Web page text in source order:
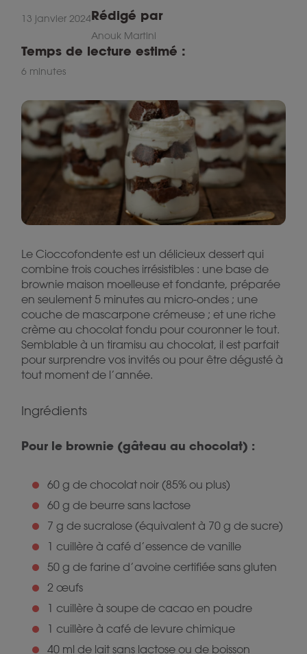
13 janvier 2024Rédigé par
Anouk Martini
Temps de lecture estimé :
6 minutes
Le Cioccofondente est un délicieux dessert qui
combine trois couches irrésistibles : une base de
brownie maison moelleuse et fondante, préparée
en seulement 5 minutes au micro-ondes ; une
couche de mascarpone crémeuse ; et une riche
crème au chocolat fondu pour couronner le tout.
Semblable à un tiramisu au chocolat, il est parfait
pour surprendre vos invités ou pour être dégusté à
tout moment de l’année.
Ingrédients
Pour le brownie (gâteau au chocolat) :
60 g de chocolat noir (85% ou plus)
60 g de beurre sans lactose
7 g de sucralose (équivalent à 70 g de sucre)
1 cuillère à café d’essence de vanille
50 g de farine d’avoine certifiée sans gluten
2 œufs
1 cuillère à soupe de cacao en poudre
1 cuillère à café de levure chimique
40 ml de lait sans lactose ou de boisson